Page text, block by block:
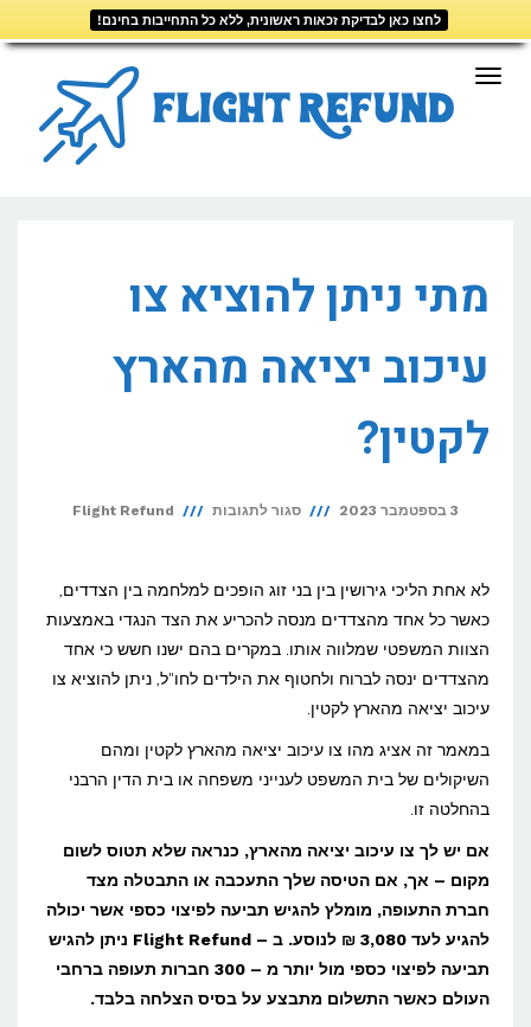
לחצו כאן לבדיקת זכאות ראשונית, ללא כל התחייבות בחינם!
לתוכן
תפריט
מתי ניתן להוציא צו
עיכוב יציאה מהארץ
לקטין?
3 בספטמבר 2023 סגור לתגובות על
ניתן
להוציא
צו
עיכוב
מהארץ
Flight Refund
לא אחת הליכי גירושין בין בני זוג הופכים למלחמה בין הצדדים,
כאשר כל אחד מהצדדים מנסה להכריע את הצד הנגדי באמצעות
הצוות המשפטי שמלווה אותו. במקרים בהם ישנו חשש כי אחד
מהצדדים ינסה לברוח ולחטוף את הילדים לחו"ל, ניתן להוציא צו
עיכוב יציאה מהארץ לקטין.
במאמר זה אציג מהו צו עיכוב יציאה מהארץ לקטין ומהם
השיקולים של בית המשפט לענייני משפחה או בית הדין הרבני
בהחלטה זו.
אם יש לך צו עיכוב יציאה מהארץ, כנראה שלא תטוס לשום
מקום – אך, אם הטיסה שלך התעכבה או התבטלה מצד
חברת התעופה, מומלץ להגיש תביעה לפיצוי כספי אשר יכולה
להגיע לעד 3,080 ₪ לנוסע. ב –
Flight Refund ניתן להגיש
תביעה לפיצוי כספי מול יותר מ – 300 חברות תעופה ברחבי
העולם כאשר התשלום מתבצע על בסיס הצלחה בלבד.